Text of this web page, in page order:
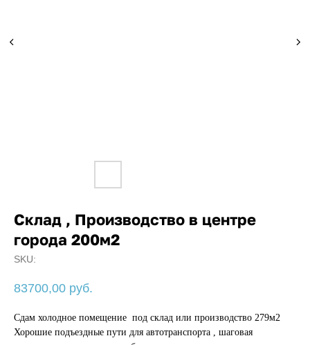
Склад , Производство в центре
города 200м2
SKU:
83700,00 руб.
Сдам холодное помещение под склад или производство 279м2
Хорошие подъездные пути для автотранспорта , шаговая